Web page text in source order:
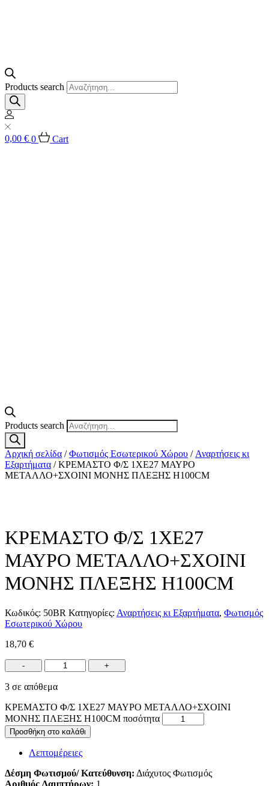
Products search
0,00 € 0 Cart
Products search
Αρχική σελίδα /Φωτισμός Εσωτερικού Χώρου / Αναρτήσεις κι
Εξαρτήματα / ΚΡΕΜΑΣΤΟ Φ/Σ 1ΧΕ27 ΜΑΥΡΟ
ΜΕΤΑΛΛΟ+ΣΧΟΙΝΙ ΜΟΝΗΣ ΠΛΕΞΗΣ Η100CM
ΚΡΕΜΑΣΤΟ Φ/Σ 1ΧΕ27
ΜΑΥΡΟ ΜΕΤΑΛΛΟ+ΣΧΟΙΝΙ
ΜΟΝΗΣ ΠΛΕΞΗΣ Η100CM
Κωδικός: 50BR Κατηγορίες: Αναρτήσεις κι Εξαρτήματα, Φωτισμός
Εσωτερικού Χώρου
18,70 €
- +
3 σε απόθεμα
ΚΡΕΜΑΣΤΟ Φ/Σ 1ΧΕ27 ΜΑΥΡΟ ΜΕΤΑΛΛΟ+ΣΧΟΙΝΙ
ΜΟΝΗΣ ΠΛΕΞΗΣ Η100CM ποσότητα
Προσθήκη στο καλάθι
Λεπτομέρειες
Δέσμη Φωτισμού/ Κατεύθυνση: Διάχυτος Φωτισμός
Αριθμός Λαμπτήρων: 1